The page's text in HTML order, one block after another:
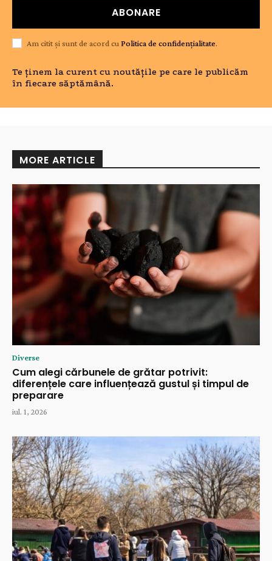
ABONARE
Am citit și sunt de acord cu Politica de confidențialitate.
Te ținem la curent cu noutățile pe care le publicăm
în fiecare săptămână.
MORE ARTICLE
Diverse
Cum alegi cărbunele de grătar potrivit:
diferențele care influențează gustul și timpul de
preparare
iul. 1, 2026